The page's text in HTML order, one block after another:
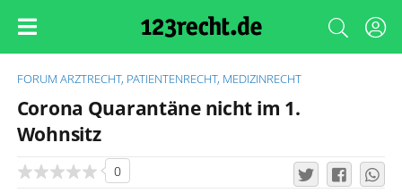
FORUM ARZTRECHT, PATIENTENRECHT, MEDIZINRECHT
Corona Quarantäne nicht im 1.
Wohnsitz
0